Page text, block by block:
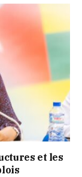
et les